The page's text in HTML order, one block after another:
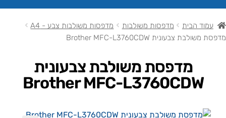
עמוד הבית מדפסות משולבות
מדפסות משולבות צבע - A4
מדפסת משולבת צבעונית Brother MFC-L3760CDW
מדפסת משולבת צבעונית
Brother MFC-L3760CDW